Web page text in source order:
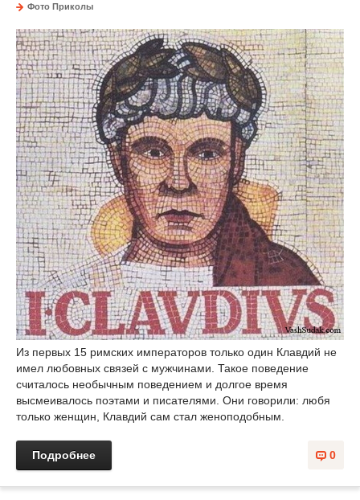
Фото Приколы
Из первых 15 римских императоров только один Клавдий не
имел любовных связей с мужчинами. Такое поведение
считалось необычным поведением и долгое время
высмеивалось поэтами и писателями. Они говорили: любя
только женщин, Клавдий сам стал женоподобным.
0
Подробнее